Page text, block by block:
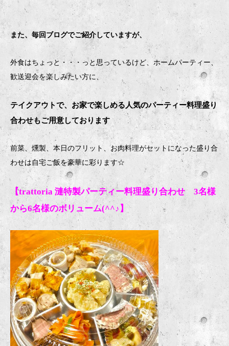
また、毎回ブログでご紹介していますが、
外食はちょっと・・・っと思っているけど、ホームパーティー、
歓送迎会を楽しみたい方に、
テイクアウトで、お家で楽しめる人気のパーティー料理盛り
合わせもご用意しております
前菜、燻製、本日のフリット、お肉料理がセットになった盛り合
わせは自宅ご飯を豪華に彩ります☆
【trattoria 漣特製パーティー料理盛り合わせ 3名様
から6名様のボリューム(^^♪】